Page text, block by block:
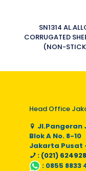
SN1314
CORRUGATED
(NON-
Head Office
Jl.Pangeran
Blok A No. 8-10
Jakarta Pusat
: (021)
: 0855 8833